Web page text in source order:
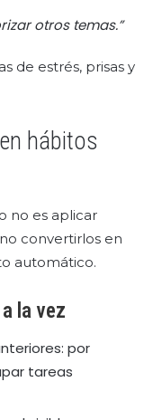
otros temas.”
de estrés, prisas y
hábitos
no es aplicar
convertirlos en
automático.
la vez
por
tareas